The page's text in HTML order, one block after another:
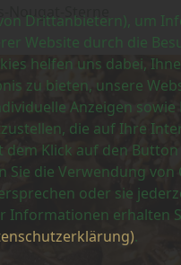
Drittanbietern), um
Website durch die
helfen uns dabei,
zu bieten, unsere
Anzeigen sowie
die auf Ihre
Klick auf den Button
Sie die Verwendung von
oder sie
Informationen erhalten
.
Nougat-Sterne